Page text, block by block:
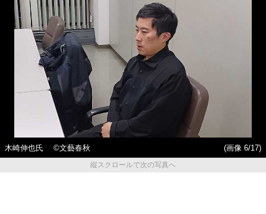
木崎伸也氏 ©文藝春秋
(画像 6/17)
縦スクロールで次の写真へ